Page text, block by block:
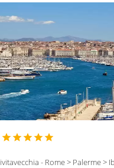
- Rome > Palerme >